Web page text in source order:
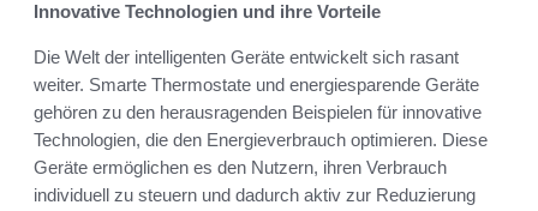
Innovative Technologien und ihre Vorteile
Die Welt der intelligenten Geräte entwickelt sich rasant
weiter. Smarte Thermostate und energiesparende Geräte
gehören zu den herausragenden Beispielen für innovative
Technologien, die den Energieverbrauch optimieren. Diese
Geräte ermöglichen es den Nutzern, ihren Verbrauch
individuell zu steuern und dadurch aktiv zur Reduzierung